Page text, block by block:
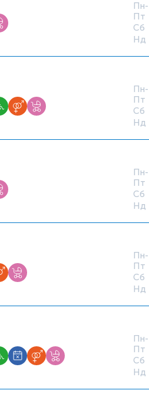
Пн-
Пт
Сб
Нд
Пн-
Пт
Сб
Нд
Пн-
Пт
Сб
Нд
Пн-
Пт
Сб
Нд
Пн-
Пт
Сб
Нд